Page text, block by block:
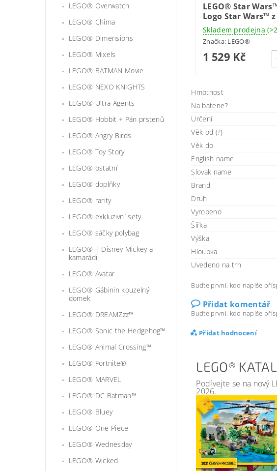
LEGO® Overwatch
LEGO® Chima
LEGO® Dimensions
LEGO® Mixels
LEGO® BATMAN Movie
LEGO® NEXO KNIGHTS
LEGO® Ultra Agents
LEGO® Hobbit + Pán prstenů
LEGO® Angry Birds
LEGO® Toy Story
LEGO® ostatní
LEGO® doplňky
LEGO® rarity
LEGO® exkluzivní sety
LEGO® sáčky polybag
LEGO® | Disney Mickey a
kamarádi
LEGO® Avatar
LEGO® Gábinin kouzelný
domek
LEGO® DREAMZzz™
LEGO® Sonic the Hedgehog™
LEGO® Animal Crossing™
LEGO® Fortnite®
LEGO® MARVEL
LEGO® DC Batman™
LEGO® Bluey
LEGO® One Piece
LEGO® Wednesday
LEGO® Wicked
LEGO® Star
Logo Star Wars™
Skladem prodejna
Značka: LEGO®
1 529 Kč
Hmotnost
Na baterie?
Určení
Věk od (?)
Věk do
English name
Slovak name
Brand
Druh
Vyrobeno
Šířka
Výška
Hloubka
Uvedeno na trh
Buďte první, kdo napíše
Přidat komentář
Buďte první, kdo napíše
Přidat hodnocení
LEGO®
Podívejte se na nový
2026.